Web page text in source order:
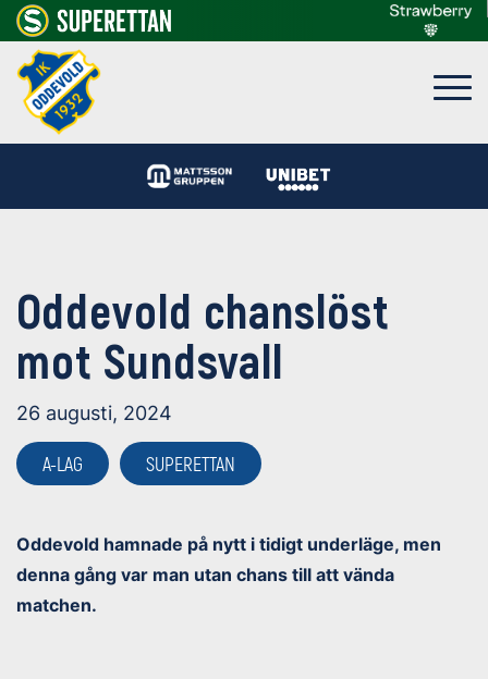
Oddevold chanslöst
mot Sundsvall
26 augusti, 2024
A-LAG SUPERETTAN
Oddevold hamnade på nytt i tidigt underläge, men
denna gång var man utan chans till att vända
matchen.